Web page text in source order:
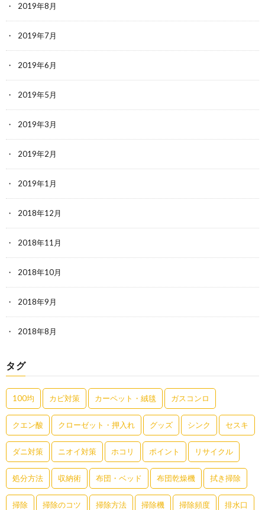
2019年8月
2019年7月
2019年6月
2019年5月
2019年3月
2019年2月
2019年1月
2018年12月
2018年11月
2018年10月
2018年9月
2018年8月
タグ
100均 カビ対策 カーペット・絨毯 ガスコンロ
クエン酸 クローゼット・押入れ グッズ シンク セスキ
ダニ対策 ニオイ対策 ホコリ ポイント リサイクル
処分方法 収納術 布団・ベッド 布団乾燥機 拭き掃除
掃除 掃除のコツ 掃除方法 掃除機 掃除頻度 排水口